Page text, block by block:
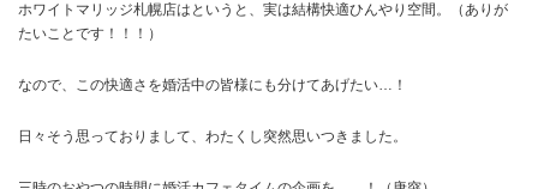
ホワイトマリッジ札幌店はというと、実は結構快適ひんやり空間。（ありが
たいことです！！！）
なので、この快適さを婚活中の皆様にも分けてあげたい…！
日々そう思っておりまして、わたくし突然思いつきました。